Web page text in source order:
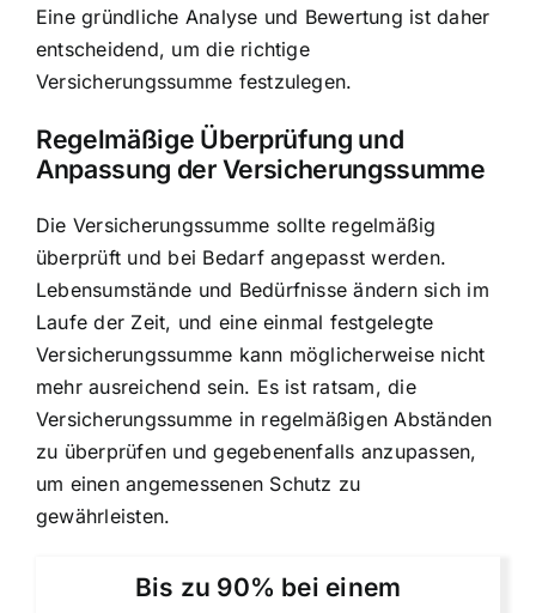
Eine gründliche Analyse und Bewertung ist daher
entscheidend, um die richtige
Versicherungssumme festzulegen.
Regelmäßige Überprüfung und
Anpassung der Versicherungssumme
Die Versicherungssumme sollte regelmäßig
überprüft und bei Bedarf angepasst werden.
Lebensumstände und Bedürfnisse ändern sich im
Laufe der Zeit, und eine einmal festgelegte
Versicherungssumme kann möglicherweise nicht
mehr ausreichend sein. Es ist ratsam, die
Versicherungssumme in regelmäßigen Abständen
zu überprüfen und gegebenenfalls anzupassen,
um einen angemessenen Schutz zu
gewährleisten.
Bis zu 90% bei einem